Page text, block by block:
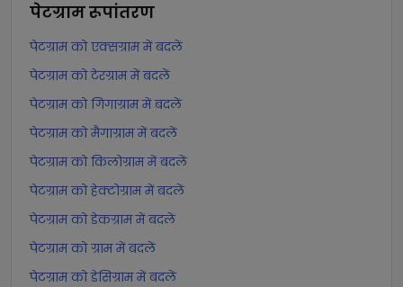
पेटग्रामरूपांतरण
पेटग्राम को एक्सग्राम में बदलें
पेटग्राम को टेरग्राम में बदलें
पेटग्राम को गिगाग्राम में बदलें
पेटग्राम को मैगाग्राम में बदलें
पेटग्राम को किलोग्राम में बदलें
पेटग्राम को हेक्टोग्राम में बदलें
पेटग्राम को डेकग्राम में बदलें
पेटग्राम को ग्राम में बदलें
पेटग्राम को डेसिग्राम में बदलें